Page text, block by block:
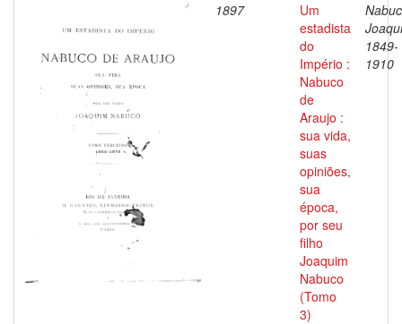
1897
Um
estadista
do
Império :
Nabuco
de
Araujo :
sua vida,
suas
opiniões,
sua
época,
por seu
filho
Joaquim
Nabuco
(Tomo
3)
1849-
1910